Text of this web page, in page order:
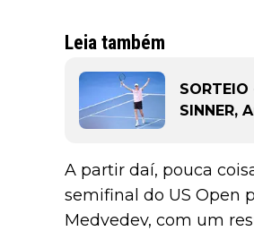
Leia também
SINNER,
A partir daí, pouca
semifinal do US Open
Medvedev, com um